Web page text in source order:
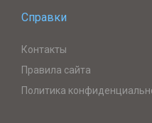
Справки
Контакты
Правила сайта
Политика